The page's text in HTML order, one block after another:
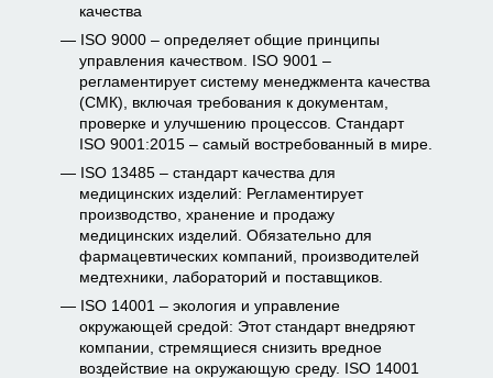
качества
ISO 9000 – определяет общие принципы
управления качеством. ISO 9001 –
регламентирует систему менеджмента качества
(СМК), включая требования к документам,
проверке и улучшению процессов. Стандарт
ISO 9001:2015 – самый востребованный в мире.
ISO 13485 – стандарт качества для
медицинских изделий: Регламентирует
производство, хранение и продажу
медицинских изделий. Обязательно для
фармацевтических компаний, производителей
медтехники, лабораторий и поставщиков.
ISO 14001 – экология и управление
окружающей средой: Этот стандарт внедряют
компании, стремящиеся снизить вредное
воздействие на окружающую среду. ISO 14001